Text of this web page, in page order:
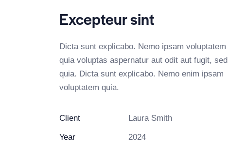
Excepteur sint
Dicta sunt explicabo. Nemo ipsam voluptatem
quia voluptas aspernatur aut odit aut fugit, sed
quia. Dicta sunt explicabo. Nemo enim ipsam
voluptatem quia.
Client Laura Smith
Year 2024